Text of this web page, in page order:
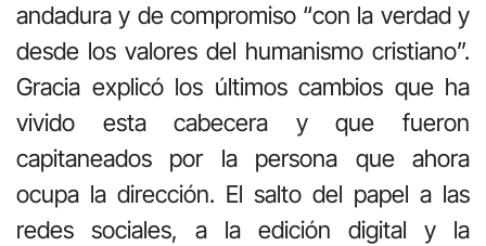
andadura y de compromiso “con la verdad y
desde los valores del humanismo cristiano”.
Gracia explicó los últimos cambios que ha
vivido esta cabecera y que fueron
capitaneados por la persona que ahora
ocupa la dirección. El salto del papel a las
redes sociales, a la edición digital y la